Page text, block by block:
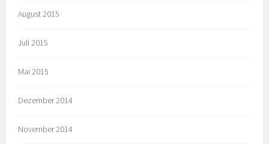
August 2015
Juli 2015
Mai 2015
Dezember 2014
November 2014